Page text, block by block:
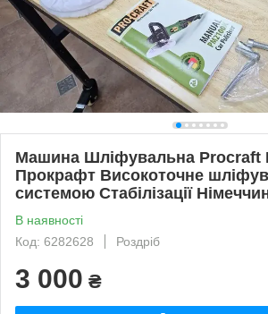
Машина Шліфувальна Procraft
Прокрафт Високоточне
системою Стабілізації
В наявності
Код: 6282628
Роздріб
3 000 ₴